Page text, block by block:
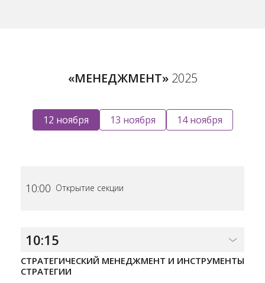
«МЕНЕДЖМЕНТ»2025
12 ноября 13 ноября 14 ноября
10:00 Открытие секции
10:15
СТРАТЕГИЧЕСКИЙ МЕНЕДЖМЕНТ И ИНСТРУМЕНТЫ
СТРАТЕГИИ